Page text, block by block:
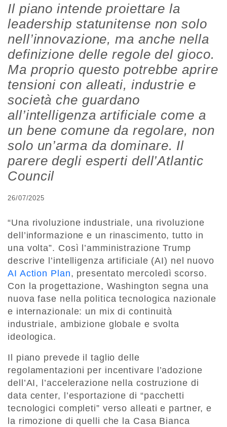
Il piano intende proiettare la
leadership statunitense non solo
nell’innovazione, ma anche nella
definizione delle regole del gioco.
Ma proprio questo potrebbe aprire
tensioni con alleati, industrie e
società che guardano
all’intelligenza artificiale come a
un bene comune da regolare, non
solo un’arma da dominare. Il
parere degli esperti dell’Atlantic
Council
26/07/2025
“Una rivoluzione industriale, una rivoluzione
dell’informazione e un rinascimento, tutto in
una volta”. Così l’amministrazione Trump
descrive l’intelligenza artificiale (AI) nel nuovo
AI Action Plan, presentato mercoledì scorso.
Con la progettazione, Washington segna una
nuova fase nella politica tecnologica nazionale
e internazionale: un mix di continuità
industriale, ambizione globale e svolta
ideologica.
Il piano prevede il taglio delle
regolamentazioni per incentivare l’adozione
dell’AI, l’accelerazione nella costruzione di
data center, l’esportazione di “pacchetti
tecnologici completi” verso alleati e partner, e
la rimozione di quelli che la Casa Bianca